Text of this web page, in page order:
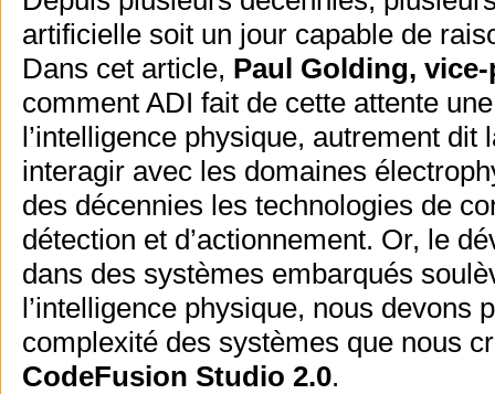
artificielle soit un jour capable de
Dans cet article, Paul Golding,
comment ADI fait de cette attente
l’intelligence physique, autrement
interagir avec les domaines
des décennies les technologies de
détection et d’actionnement. Or, le
dans des systèmes embarqués
l’intelligence physique, nous devons
complexité des systèmes que nous
CodeFusion Studio 2.0.